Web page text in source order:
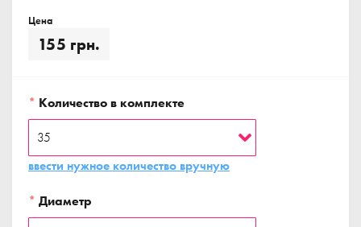
Цена
155 грн.
* Количество в комплекте
ввести нужное количество вручную
* Диаметр